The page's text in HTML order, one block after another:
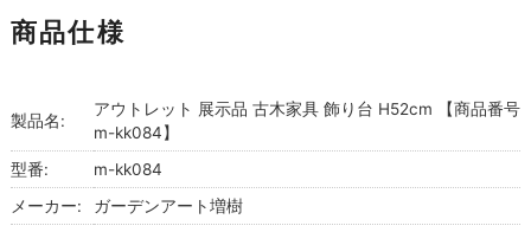
商品仕様
製品名:
アウトレット 展示品 古木家具 飾り台 H52cm 【商品番号
m-kk084】
型番:
m-kk084
メーカー:
ガーデンアート増樹